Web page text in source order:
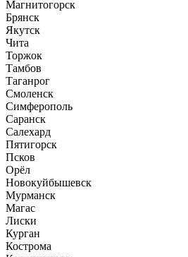
Магнитогорск
Брянск
Якутск
Чита
Торжок
Тамбов
Таганрог
Смоленск
Симферополь
Саранск
Салехард
Пятигорск
Псков
Орёл
Новокуйбышевск
Мурманск
Магас
Лиски
Курган
Кострома